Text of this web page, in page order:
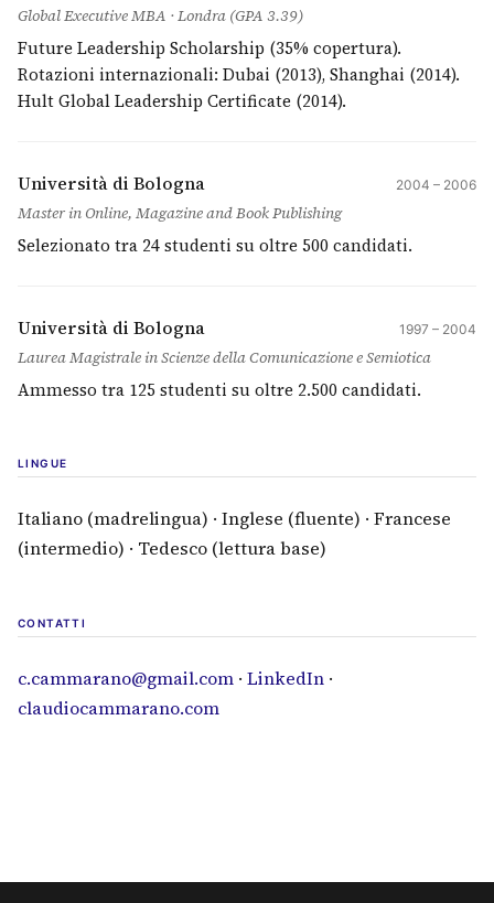
Global Executive MBA · Londra (GPA 3.39)
Future Leadership Scholarship (35% copertura).
Rotazioni internazionali: Dubai (2013), Shanghai (2014).
Hult Global Leadership Certificate (2014).
Università di Bologna 2004 – 2006
Master in Online, Magazine and Book Publishing
Selezionato tra 24 studenti su oltre 500 candidati.
Università di Bologna 1997 – 2004
Laurea Magistrale in Scienze della Comunicazione e Semiotica
Ammesso tra 125 studenti su oltre 2.500 candidati.
LINGUE
Italiano (madrelingua) · Inglese (fluente) · Francese
(intermedio) · Tedesco (lettura base)
CONTATTI
c.cammarano@gmail.com · LinkedIn (si apre in una
·
claudiocammarano.com